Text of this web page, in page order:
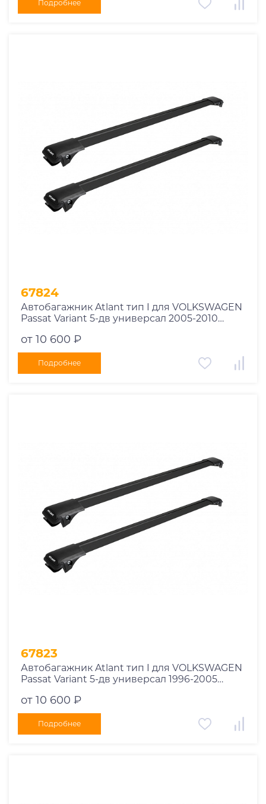
Подробнее
67824
Автобагажник Atlant тип I для VOLKSWAGEN
Passat Variant 5-дв универсал 2005-2010
10002+11114+11118
от 10 600 ₽
Подробнее
67823
Автобагажник Atlant тип I для VOLKSWAGEN
Passat Variant 5-дв универсал 1996-2005
10002+11118+11118
от 10 600 ₽
Подробнее